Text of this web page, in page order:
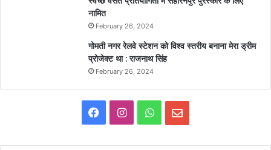
नामित
February 26, 2024
गोमती नगर रेलवे स्टेशन को विश्व स्तरीय बनाना मेरा ड्रीम
प्रोजेक्ट था : राजनाथ सिंह
February 26, 2024
I
W